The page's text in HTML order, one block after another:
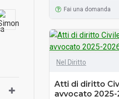
Fai una domanda
Nel Diritto
Atti di diritto
avvocato 2025-